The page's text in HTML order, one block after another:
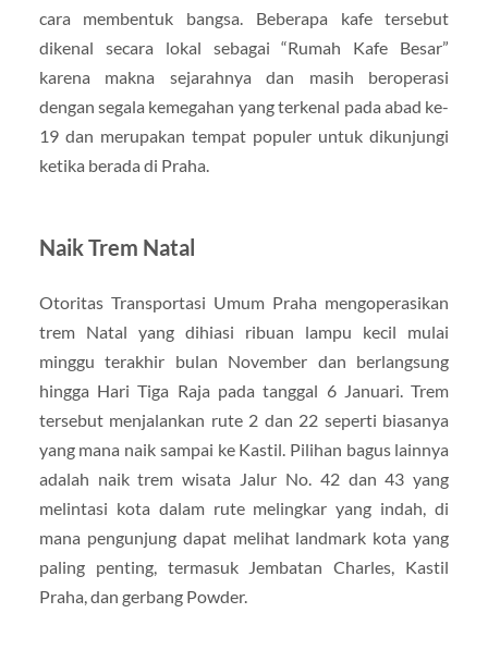
cara membentuk bangsa. Beberapa kafe tersebut
dikenal secara lokal sebagai “Rumah Kafe Besar”
karena makna sejarahnya dan masih beroperasi
dengan segala kemegahan yang terkenal pada abad ke-
19 dan merupakan tempat populer untuk dikunjungi
ketika berada di Praha.
Naik Trem Natal
Otoritas Transportasi Umum Praha mengoperasikan
trem Natal yang dihiasi ribuan lampu kecil mulai
minggu terakhir bulan November dan berlangsung
hingga Hari Tiga Raja pada tanggal 6 Januari. Trem
tersebut menjalankan rute 2 dan 22 seperti biasanya
yang mana naik sampai ke Kastil. Pilihan bagus lainnya
adalah naik trem wisata Jalur No. 42 dan 43 yang
melintasi kota dalam rute melingkar yang indah, di
mana pengunjung dapat melihat landmark kota yang
paling penting, termasuk Jembatan Charles, Kastil
Praha, dan gerbang Powder.